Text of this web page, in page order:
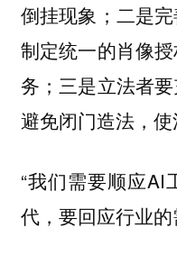
倒挂现象；二是
制定统一的肖像
务；三是立法者
避免闭门造法，使
“我们需要顺应AI
代，要回应行业的